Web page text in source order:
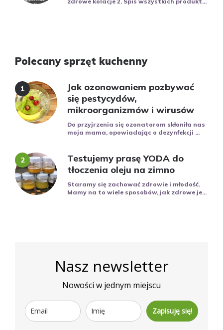
Polecany sprzęt kuchenny
Jak ozonowaniem pozbywać
się pestycydów,
mikroorganizmów i wirusów
Do przyjrzenia się ozonatorom skłoniła nas
moja mama, opowiadając o dezynfekcji ...
Testujemy prasę YODA do
tłoczenia oleju na zimno
Staramy się zachować zdrowie i młodość.
Mamy na to wiele sposobów, jak zdrowe je...
Nasz newsletter
Nowości w jednym miejscu
Zapisuję się!